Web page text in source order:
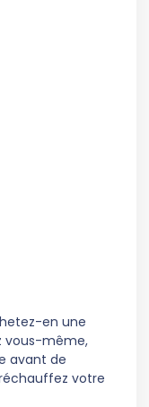
en une
vous-même,
avant de
votre